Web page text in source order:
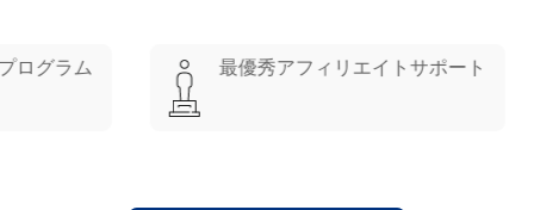
最優秀アフィリエイトサポート